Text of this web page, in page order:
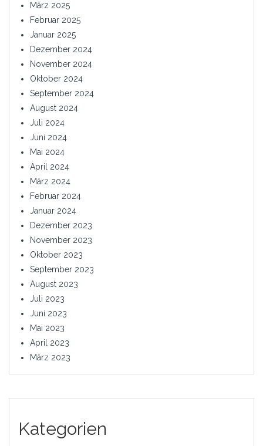
März 2025
Februar 2025
Januar 2025
Dezember 2024
November 2024
Oktober 2024
September 2024
August 2024
Juli 2024
Juni 2024
Mai 2024
April 2024
März 2024
Februar 2024
Januar 2024
Dezember 2023
November 2023
Oktober 2023
September 2023
August 2023
Juli 2023
Juni 2023
Mai 2023
April 2023
März 2023
Kategorien